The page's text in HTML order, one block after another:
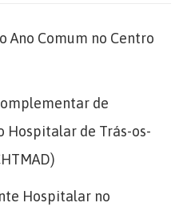
Ano Comum no Centro
de
Hospitalar de Trás-os-
Hospitalar no